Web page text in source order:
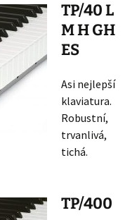
TP/40 L
M H GH
ES
Asi nejlepší
klaviatura.
Robustní,
trvanlivá,
tichá.
TP/400